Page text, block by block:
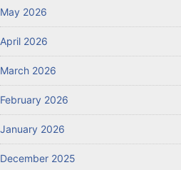
May 2026
April 2026
March 2026
February 2026
January 2026
December 2025